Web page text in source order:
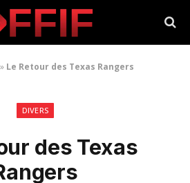
Le Retour des Texas Rangers
DIVERS
des Texas